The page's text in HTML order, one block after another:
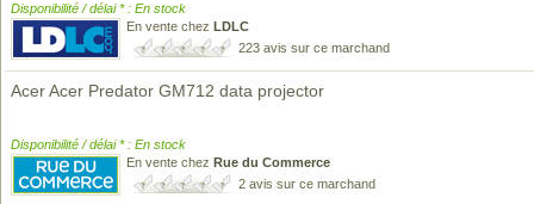
Disponibilité / délai * : En stock
En vente chez LDLC
223 avis sur ce marchand
Acer Acer Predator GM712 data projector
Disponibilité / délai * : En stock
En vente chez Rue du Commerce
2 avis sur ce marchand